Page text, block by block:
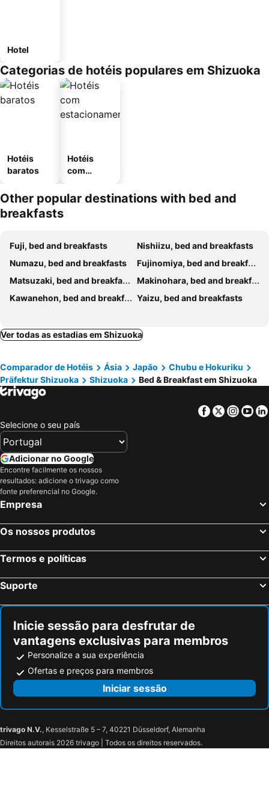
Hotel
Categorias de hotéis populares em Shizuoka
Hotéis
baratos
Hotéis
com
mento
Other popular destinations with bed and
breakfasts
Fuji, bed and breakfasts
Nishiizu, bed and breakfasts
Numazu, bed and breakfasts
Fujinomiya, bed and breakfasts
Matsuzaki, bed and breakfasts
Makinohara, bed and breakfasts
Kawanehon, bed and breakfasts
Yaizu, bed and breakfasts
Ver todas as estadias em Shizuoka
Comparador de Hotéis Ásia Japão
Chubu e Hokuriku
Präfektur Shizuoka
Shizuoka Bed & Breakfast em Shizuoka
Facebook
Twitter
Selecione o seu país
Adicionar no Google
Encontre facilmente os nossos
resultados: adicione o trivago como
fonte preferencial no Google.
Empresa
Os nossos produtos
Termos e políticas
Suporte
Inicie sessão para desfrutar de
vantagens exclusivas para membros
Personalize a sua experiência
Ofertas e preços para membros
Iniciar sessão
trivago N.V., Kesselstraße 5 – 7, 40221 Düsseldorf, Alemanha
Direitos autorais 2026 trivago | Todos os direitos reservados.